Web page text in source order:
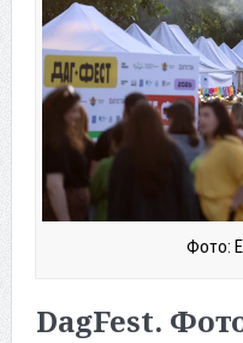
Фото:
DagFest.